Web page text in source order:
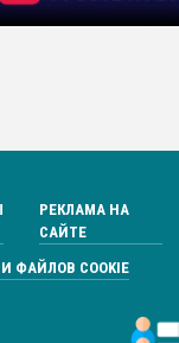
РЕКЛАМА НА
САЙТЕ
COOKIE